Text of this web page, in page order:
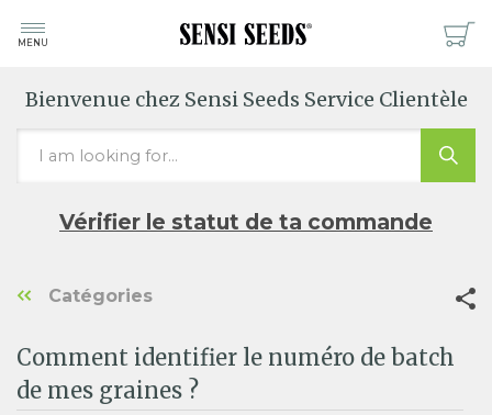
MENU
Bienvenue chez Sensi Seeds Service Clientèle
Vérifier le statut de ta commande
Catégories
Comment identifier le numéro de batch
de mes graines ?